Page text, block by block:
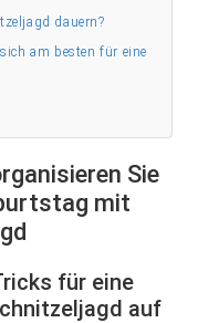
dauern?
am besten für eine
Sie
mit
für eine
auf